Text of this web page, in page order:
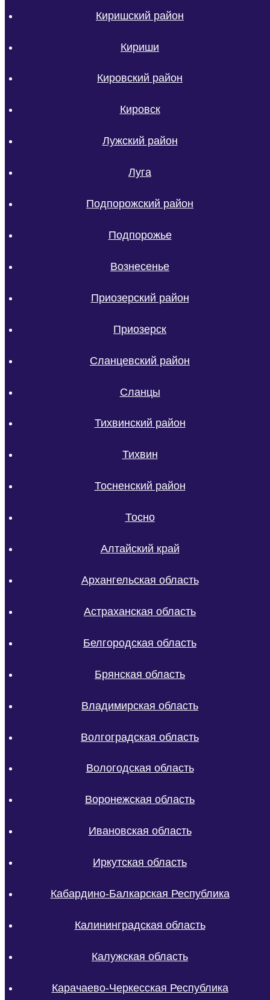
Киришский район
Кириши
Кировский район
Кировск
Лужский район
Луга
Подпорожский район
Подпорожье
Вознесенье
Приозерский район
Приозерск
Сланцевский район
Сланцы
Тихвинский район
Тихвин
Тосненский район
Тосно
Алтайский край
Архангельская область
Астраханская область
Белгородская область
Брянская область
Владимирская область
Волгоградская область
Вологодская область
Воронежская область
Ивановская область
Иркутская область
Кабардино-Балкарская Республика
Калининградская область
Калужская область
Карачаево-Черкесская Республика